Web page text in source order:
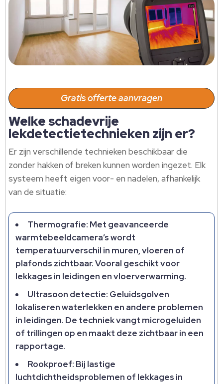
Gratis offerte aanvragen
Welke schadevrije
lekdetectietechnieken zijn er?
Er zijn verschillende technieken beschikbaar die
zonder hakken of breken kunnen worden ingezet. Elk
systeem heeft eigen voor- en nadelen, afhankelijk
van de situatie:
Thermografie: Met geavanceerde
warmtebeeldcamera’s wordt
temperatuurverschil in muren, vloeren of
plafonds zichtbaar. Vooral geschikt voor
lekkages in leidingen en vloerverwarming.
Ultrasoon detectie: Geluidsgolven
lokaliseren waterlekken en andere problemen
in leidingen. De techniek vangt microgeluiden
of trillingen op en maakt deze zichtbaar in een
rapportage.
Rookproef: Bij lastige
luchtdichtheidsproblemen of lekkages in